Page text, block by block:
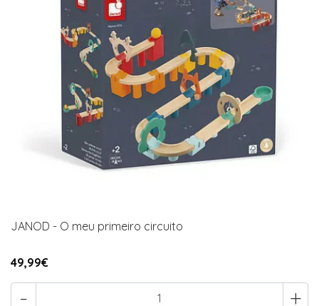
JANOD - O meu primeiro circuito
49,99€
- +